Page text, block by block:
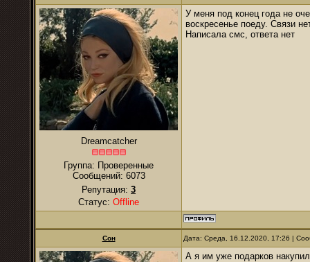
Dreamcatcher
Группа: Проверенные
Сообщений: 6073
Репутация: 3
Статус: Offline
У меня под конец года не
воскресенье поеду. Связи
Написала смс, ответа нет
Сон Дата: Среда, 16.12.2020, 17:26 |
А я им уже подарков